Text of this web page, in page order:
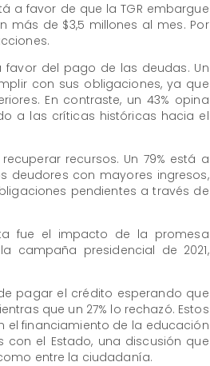
a favor de que la TGR embargue
más de $3,5 millones al mes. Por
del pago de las deudas. Un
con sus obligaciones, ya que
En contraste, un 43% opina
a las críticas históricas hacia el
recursos. Un 79% está a
deudores con mayores ingresos,
pendientes a través de
fue el impacto de la promesa
campaña presidencial de 2021,
pagar el crédito esperando que
que un 27% lo rechazó. Estos
el financiamiento de la educación
el Estado, una discusión que
entre la ciudadanía.